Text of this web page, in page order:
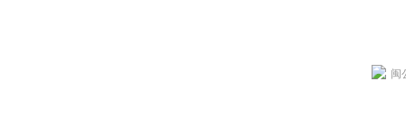
闽